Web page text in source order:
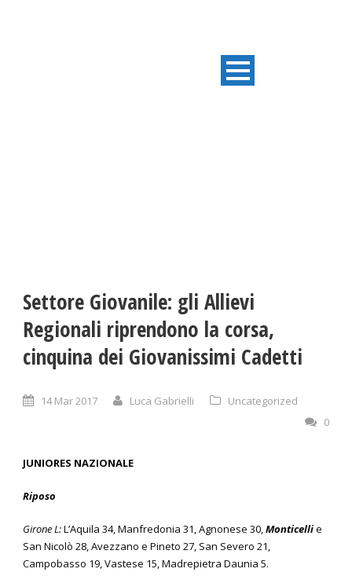
Settore Giovanile: gli Allievi
Regionali riprendono la corsa,
cinquina dei Giovanissimi Cadetti
14 Mar 2017 Luca Gabrielli
Uncategorized
0
JUNIORES NAZIONALE
Riposo
Girone L:L’Aquila 34, Manfredonia 31, Agnonese 30,Monticellie
San Nicolò 28, Avezzano e Pineto 27, San Severo 21,
Campobasso 19, Vastese 15, Madrepietra Daunia 5.